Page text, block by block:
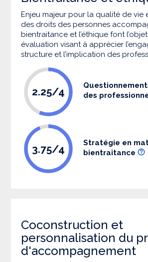
Enjeu majeur pour la qualité de vie
des droits des personnes
bientraitance et l’éthique font l’objet
évaluation visant à apprécier
structure et l’implication des
2.25/4
des
3.75/4
Stratégie en
bientraitance
Coconstruction et
personnalisation du
d'accompagnement